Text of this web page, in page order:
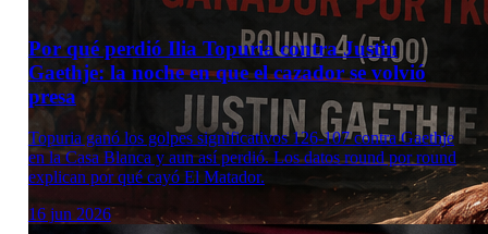
Por qué perdió Ilia Topuria contra Justin
Gaethje: la noche en que el cazador se volvió
presa
Topuria ganó los golpes significativos 126-107 contra Gaethje
en la Casa Blanca y aun así perdió. Los datos round por round
explican por qué cayó El Matador.
16 jun 2026